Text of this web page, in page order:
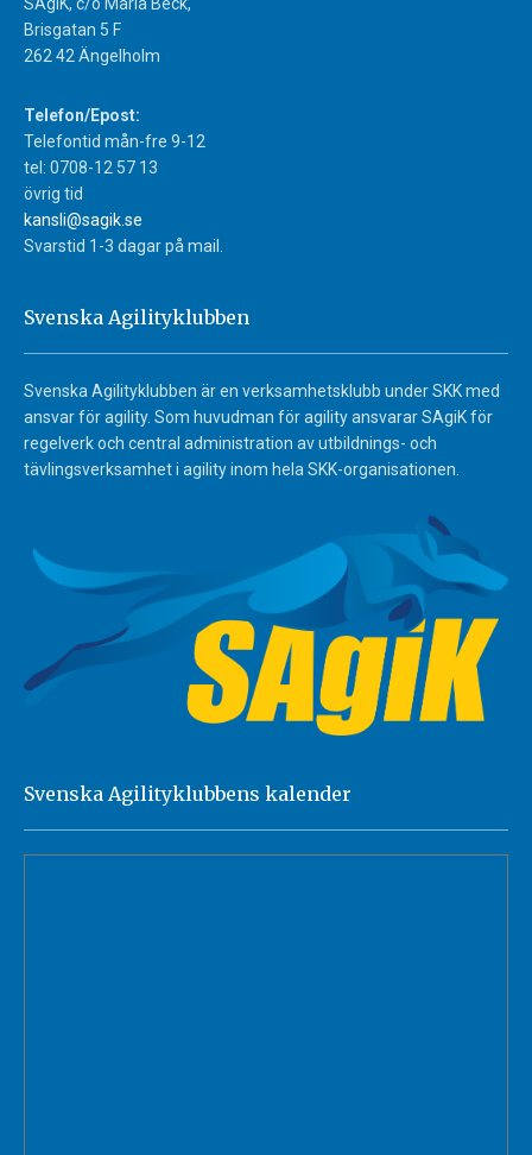
SAgiK, c/o Maria Beck,
Brisgatan 5 F
262 42 Ängelholm
Telefon/Epost:
Telefontid mån-fre 9-12
tel: 0708-12 57 13
övrig tid
kansli@sagik.se
Svarstid 1-3 dagar på mail.
Svenska Agilityklubben
Svenska Agilityklubben är en verksamhetsklubb under SKK med
ansvar för agility. Som huvudman för agility ansvarar SAgiK för
regelverk och central administration av utbildnings- och
tävlingsverksamhet i agility inom hela SKK-organisationen.
Svenska Agilityklubbens kalender